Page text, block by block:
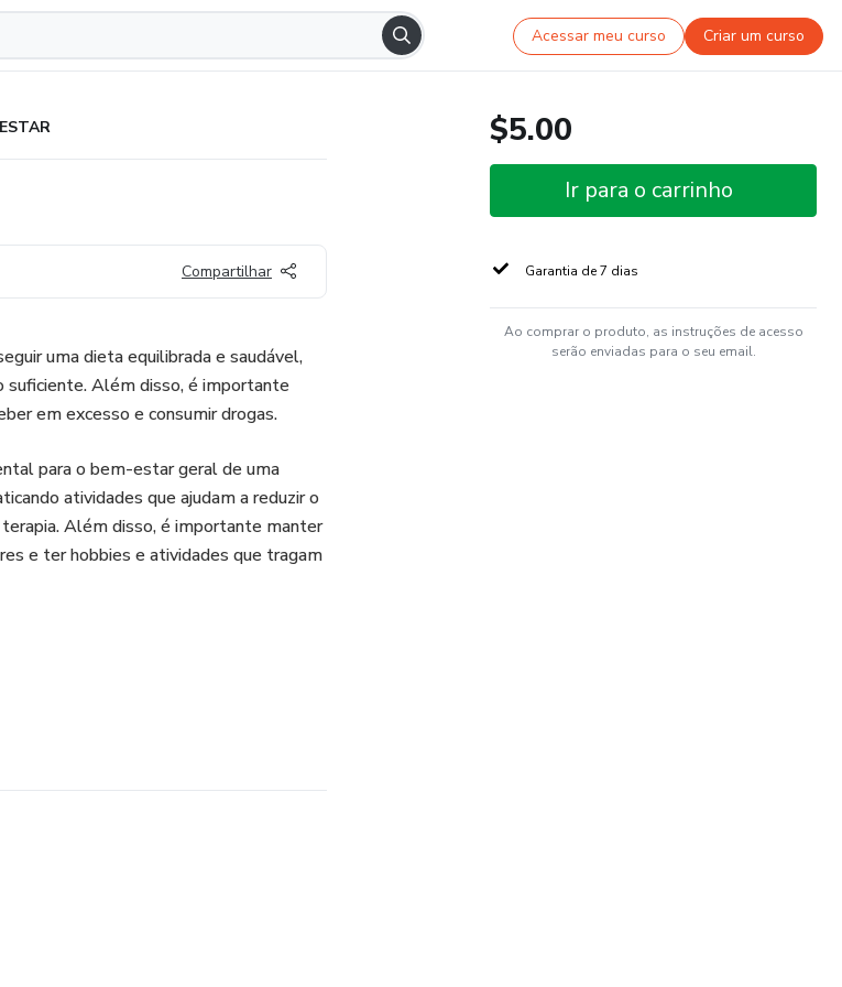
Acessar meu curso Criar um curso
Compartilhar
uma dieta equilibrada e saudável,
suficiente. Além disso, é importante
em excesso e consumir drogas.
para o bem-estar geral de uma
atividades que ajudam a reduzir o
Além disso, é importante manter
e ter hobbies e atividades que tragam
$5.00
Ir para o carrinho
Garantia de 7 dias
Ao comprar o produto, as instruções de acesso
serão enviadas para o seu email.